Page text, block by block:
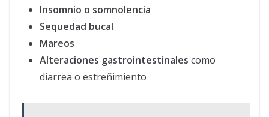
Insomnio o somnolencia
Sequedad bucal
Mareos
Alteraciones gastrointestinales como
diarrea o estreñimiento